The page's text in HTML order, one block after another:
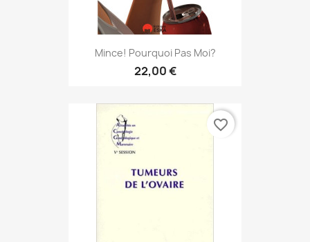
Mince! Pourquoi Pas Moi?
22,00 €
favorite_border